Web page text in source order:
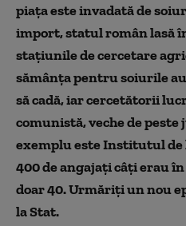
piața este invadată de
import, statul român lasă
stațiunile de cercetare
sămânța pentru soiurile
să cadă, iar cercetătorii
comunistă, veche de peste
exemplu este Institutul de
400 de angajați câți erau
doar 40. Urmăriți un nou
la Stat.